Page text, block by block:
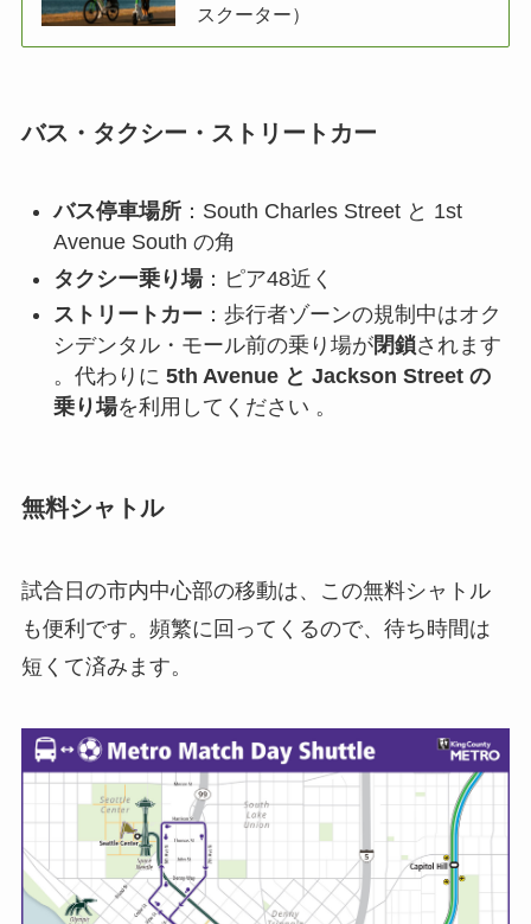
スクーター）
バス・タクシー・ストリートカー
バス停車場所：South Charles Street と 1st
Avenue South の角
タクシー乗り場：ピア48近く
ストリートカー ：歩行者ゾーンの規制中はオク
シデンタル・モール前の乗り場が閉鎖されます
。代わりに 5th Avenue と Jackson Street の
乗り場を利用してください 。
無料シャトル
試合日の市内中心部の移動は、この無料シャトル
も便利です。頻繁に回ってくるので、待ち時間は
短くて済みます。